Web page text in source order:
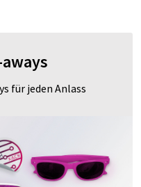
für jeden Anlass